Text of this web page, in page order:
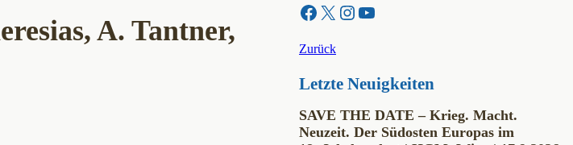
A. Tantner,
Facebook X Instagram YouTube
Zurück
Letzte Neuigkeiten
SAVE THE DATE – Krieg. Macht.
Neuzeit. Der Südosten Europas im